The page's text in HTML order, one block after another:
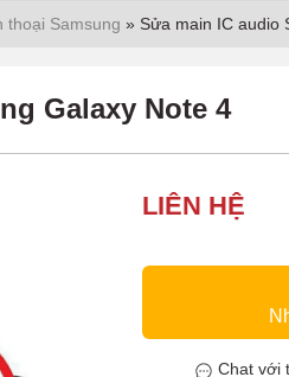
thoại Samsung » Sửa main IC audio
Galaxy Note 4
LIÊN HỆ
Chat với